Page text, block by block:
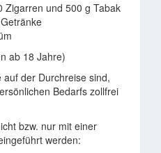
Zigarren und 500 g Tabak
ab 18 Jahre)
der Durchreise sind,
Bedarfs zollfrei
bzw. nur mit einer
werden: